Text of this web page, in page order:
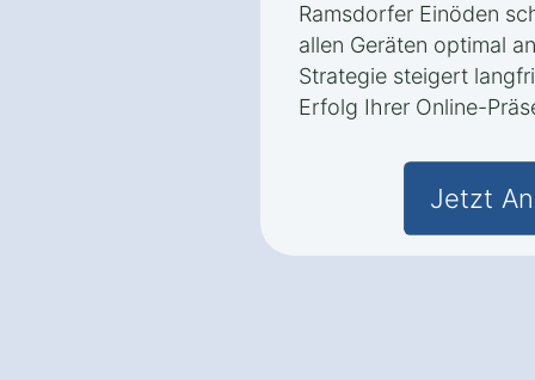
Ramsdorfer Einöden
allen Geräten optimal
Strategie steigert
Erfolg Ihrer Online-
Jetzt